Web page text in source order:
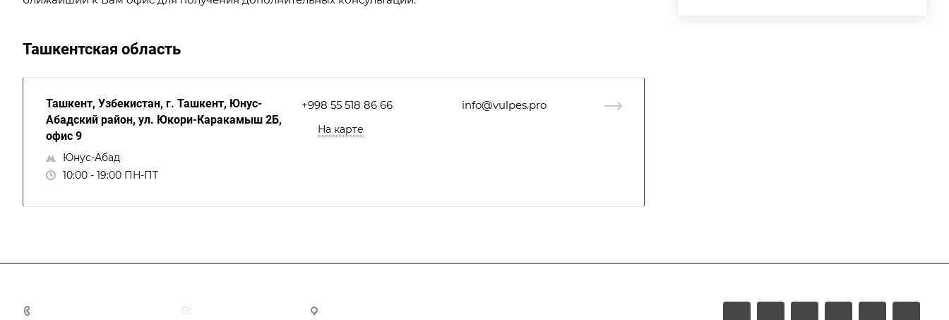
Ташкентская область
Ташкент, Узбекистан, г. Ташкент, Юнус-
Абадский район, ул. Юкори-Каракамыш 2Б,
офис 9
Юнус-Абад
10:00 - 19:00 ПН-ПТ
+998 55 518 86 66 info@vulpes.pro
На карте